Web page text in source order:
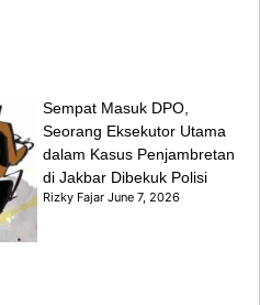
Sempat Masuk DPO,
Seorang Eksekutor Utama
dalam Kasus Penjambretan
di Jakbar Dibekuk Polisi
Rizky FajarJune 7, 2026